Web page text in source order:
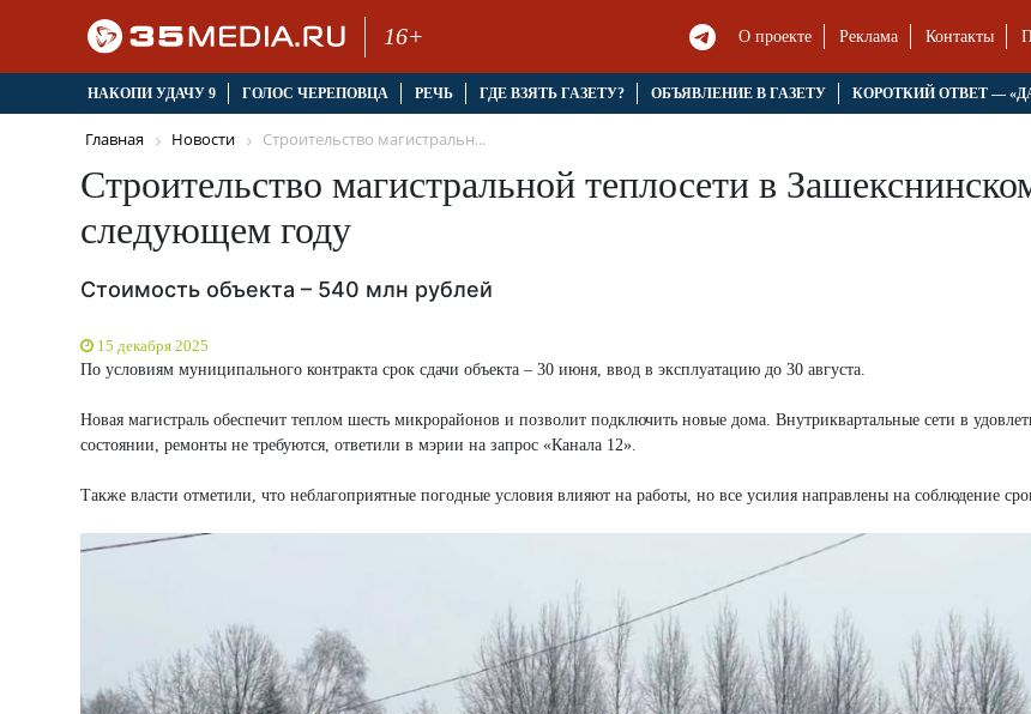
16+ О проекте Реклама Контакты
НАКОПИ УДАЧУ 9 ГОЛОС ЧЕРЕПОВЦА РЕЧЬ ГДЕ ВЗЯТЬ ГАЗЕТУ? ОБЪЯВЛЕНИЕ В ГАЗЕТУ КОРОТКИЙ ОТВЕТ —
Главная Новости Строительство магистральн...
Строительство магистральной теплосети в
следующем году
Стоимость объекта – 540 млн рублей
15 декабря 2025
По условиям муниципального контракта срок сдачи объекта – 30 июня, ввод в эксплуатацию до 30 августа.
Новая магистраль обеспечит теплом шесть микрорайонов и позволит подключить новые дома. Внутриквартальные сети в
состоянии, ремонты не требуются, ответили в мэрии на запрос «Канала 12».
Также власти отметили, что неблагоприятные погодные условия влияют на работы, но все усилия направлены на соблюдение